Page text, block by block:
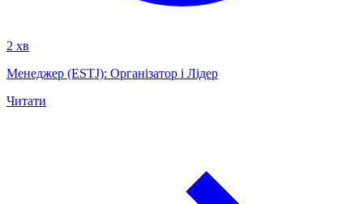
2 хв
Менеджер (ESTJ): Організатор і Лідер
Читати